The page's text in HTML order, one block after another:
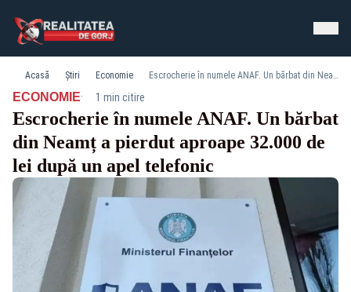
Acasă Știri Economie Escrocherie în numele ANAF. Un bărbat din Neamț a pierdut aproape 32.000 de lei după un apel telefonic
ECONOMIE· 1 min citire
Escrocherie în numele ANAF. Un bărbat
din Neamț a pierdut aproape 32.000 de
lei după un apel telefonic